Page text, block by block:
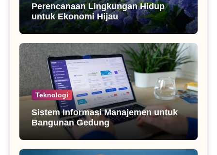
Perencanaan Lingkungan Hidup
untuk Ekonomi Hijau
Teknologi
Sistem Informasi Manajemen untuk
Bangunan Gedung